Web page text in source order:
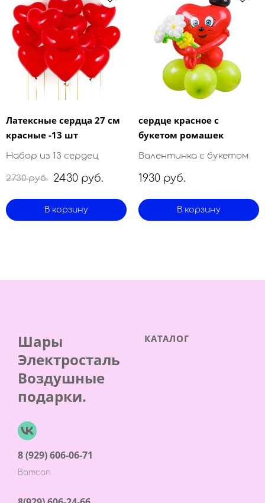
Латексные сердца 27 см
красные -13 шт
Набор из 13 сердец
2730 руб. 2430 руб.
В корзину
сердце красное с
букетом ромашек
Валентинка с букетом
1930 руб.
В корзину
Шары
Электросталь
Воздушные
подарки.
8 (929) 606-06-71
Ватсап
КАТАЛОГ